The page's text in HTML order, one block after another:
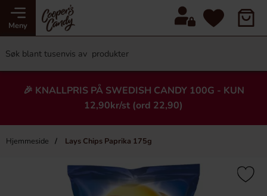
Meny
🎉 KNALLPRIS PÅ SWEDISH CANDY 100G - KUN
12,90kr/st (ord 22,90)
Hjemmeside Lays Chips Paprika 175g
Heading
×